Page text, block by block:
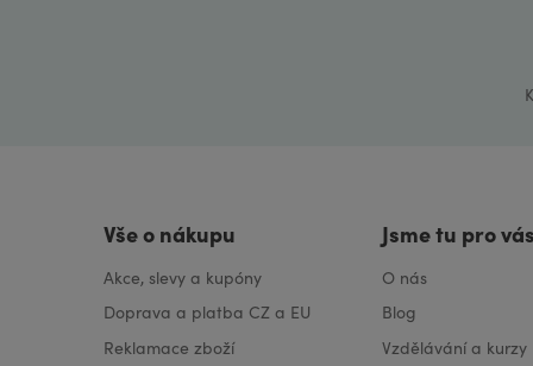
Vše o nákupu
Akce, slevy a kupóny
Doprava a platba CZ a EU
Reklamace zboží
Jsme tu pro vás
O nás
Blog
Vzdělávání a kurzy